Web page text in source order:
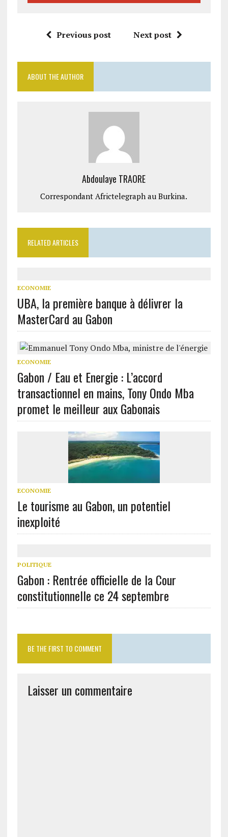
Previous post Next post
ABOUT THE AUTHOR
Abdoulaye TRAORE
Correspondant Africtelegraph au Burkina.
RELATED ARTICLES
ECONOMIE
UBA, la première banque à délivrer la
MasterCard au Gabon
ECONOMIE
Gabon / Eau et Energie : L’accord
transactionnel en mains, Tony Ondo Mba
promet le meilleur aux Gabonais
ECONOMIE
Le tourisme au Gabon, un potentiel
inexploité
POLITIQUE
Gabon : Rentrée officielle de la Cour
constitutionnelle ce 24 septembre
BE THE FIRST TO COMMENT
Laisser un commentaire